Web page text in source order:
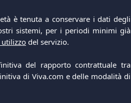
è tenuta a conservare i dati degli
sistemi, per i periodi minimi già
del servizio.
del rapporto contrattuale tra
di Viva.com e delle modalità di